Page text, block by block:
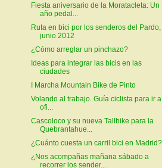
Fiesta aniversario de la Moratacleta: Un
año pedal...
Ruta en bici por los senderos del Pardo,
junio 2012
¿Cómo arreglar un pinchazo?
Ideas para integrar las bicis en las
ciudades
I Marcha Mountain Bike de Pinto
Volando al trabajo. Guía ciclista para ir
ofi...
Cascoloco y su nueva Tallbike para la
Quebrantahue...
¿Cuánto cuesta un carril bici en Madrid?
¿Nos acompañas mañana sábado a
recorrer los sender...